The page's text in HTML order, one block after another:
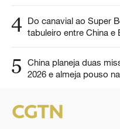
4 Do canavial ao Super
tabuleiro entre China e
5
China planeja duas
2026 e almeja pouso